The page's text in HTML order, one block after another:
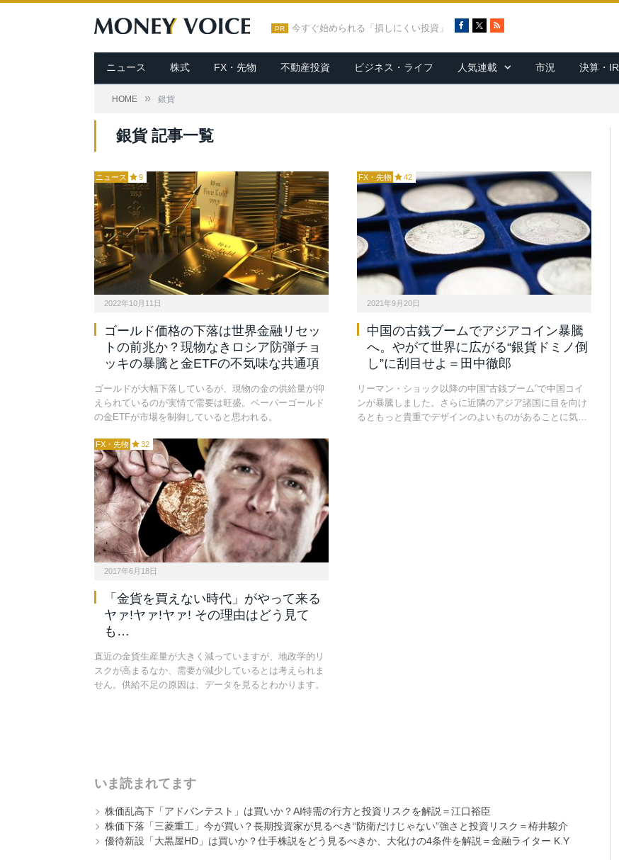
PR 今すぐ始められる「損しにくい投資」
c
e
b
R
S
ニュース 株式 FX・先物 不動産投資 ビジネス・ライフ 人気連載 市況 決算・IR
HOME » 銀貨
銀貨 記事一覧
ニュース 9
2022年10月11日
ゴールド価格の下落は世界金融リセッ
トの前兆か？現物なきロシア防弾チョ
ッキの暴騰と金ETFの不気味な共通項
ゴールドが大幅下落しているが、現物の金の供給量が抑
えられているのが実情で需要は旺盛。ベーパーゴールド
の金ETFが市場を制御していると思われる。
FX・先物 42
2021年9月20日
中国の古銭ブームでアジアコイン暴騰
へ。やがて世界に広がる“銀貨ドミノ倒
し”に刮目せよ＝田中徹郎
リーマン・ショック以降の中国“古銭ブーム”で中国コイ
ンが暴騰しました。さらに近隣のアジア諸国に目を向け
るともっと貴重でデザインのよいものがあることに気…
FX・先物 32
2017年6月18日
「金貨を買えない時代」がやって来る
ヤァ!ヤァ!ヤァ! その理由はどう見て
も…
直近の金貨生産量が大きく減っていますが、地政学的リ
スクが高まるなか、需要が減少しているとは考えられま
せん。供給不足の原因は、データを見るとわかります。
いま読まれてます
株価乱高下「アドバンテスト」は買いか？AI特需の行方と投資リスクを解説＝江口裕臣
株価下落「三菱重工」今が買い？長期投資家が見るべき“防衛だけじゃない”強さと投資リスク＝栫井駿介
優待新設「大黒屋HD」は買いか？仕手株説をどう見るべきか、大化けの4条件を解説＝金融ライター K.Y